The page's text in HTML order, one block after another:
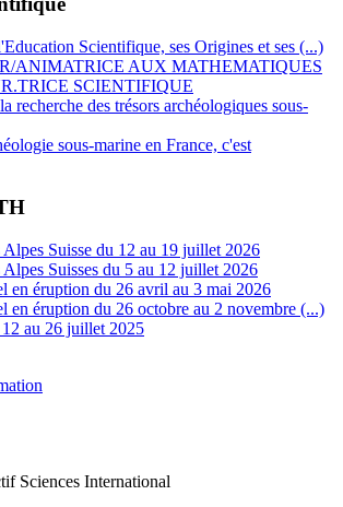
Scientifique, ses Origines et ses (...)
ANIMATRICE AUX MATHEMATIQUES
SCIENTIFIQUE
recherche des trésors archéologiques sous-
sous-marine en France, c'est
Alpes Suisse du 12 au 19 juillet 2026
Suisses du 5 au 12 juillet 2026
en éruption du 26 avril au 3 mai 2026
en éruption du 26 octobre au 2 novembre (...)
au 26 juillet 2025
Sciences International